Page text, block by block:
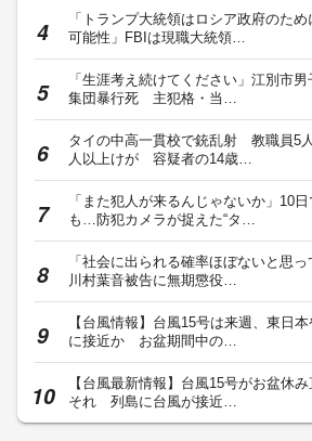
「トランプ大統領はロシア政府のた
可能性」FBIは現職大統領…
「生涯考え続けてください」江別市男
集団暴行死 主犯格・当…
タイの中高一貫校で銃乱射 教職員5
人以上けが 容疑者の14歳…
「また犯人が来るんじゃないか」10
も…防犯カメラが捉えた“タ…
「社会に出られる確率ほぼないと思っ
川村葉音被告に無期懲役…
【台風情報】台風15号は来週、東日
に接近か お盆期間中の…
【台風最新情報】台風15号がお盆休
それ 列島に台風が接近…